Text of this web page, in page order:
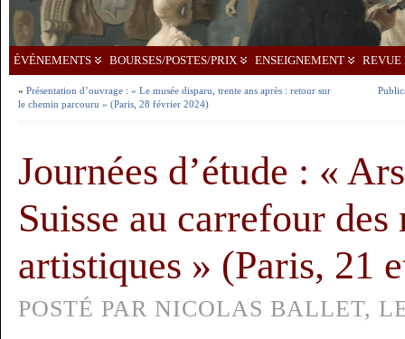
ÉVÉNEMENTS BOURSES/POSTES/PRIX ENSEIGNEMENT REVUE
« Présentation d’ouvrage : « Le musée disparu, trente ans après : retour sur
le chemin parcouru » (Paris, 28 février 2024)
Journées d’étude : «
Suisse au carrefour des
artistiques » (Paris, 21
POSTÉ PAR NICOLAS BALLET,